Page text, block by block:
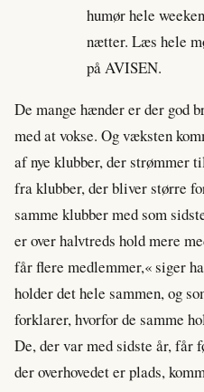
humør hele
nætter. Læs hele
på AVISEN.
De mange hænder er der god
med at vokse. Og væksten
af nye klubber, der strømmer
fra klubber, der bliver større
samme klubber med som
er over halvtreds hold mere
får flere medlemmer,« siger
holder det hele sammen, og
forklarer, hvorfor de samme
De, der var med sidste år, får
der overhovedet er plads,